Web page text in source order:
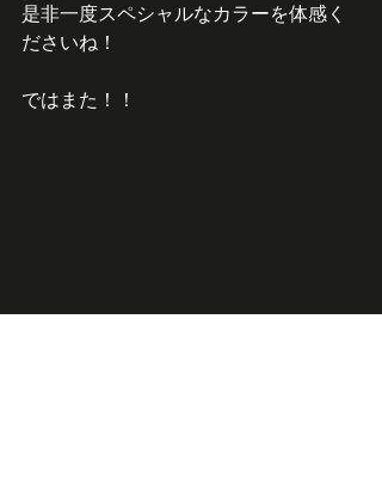
是非一度スペシャルなカラーを体感く
ださいね！
ではまた！！